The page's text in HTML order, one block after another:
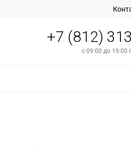
+7 (812)
с 09:00 до 19:00